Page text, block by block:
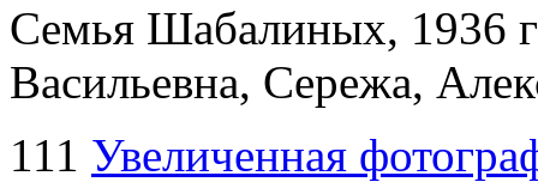
Семья Шабалиных, 1936
Васильевна, Сережа,
111 Увеличенная